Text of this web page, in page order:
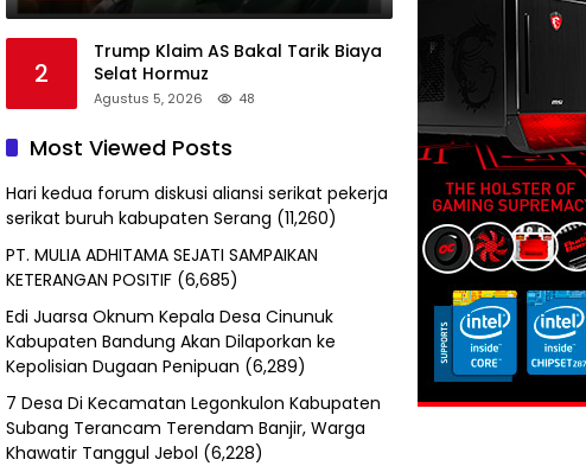
2
Trump Klaim AS Bakal Tarik Biaya
Selat Hormuz
Agustus 5, 2026 48
Most Viewed Posts
Hari kedua forum diskusi aliansi serikat pekerja
serikat buruh kabupaten Serang (11,260)
PT. MULIA ADHITAMA SEJATI SAMPAIKAN
KETERANGAN POSITIF (6,685)
Edi Juarsa Oknum Kepala Desa Cinunuk
Kabupaten Bandung Akan Dilaporkan ke
Kepolisian Dugaan Penipuan (6,289)
7 Desa Di Kecamatan Legonkulon Kabupaten
Subang Terancam Terendam Banjir, Warga
Khawatir Tanggul Jebol (6,228)